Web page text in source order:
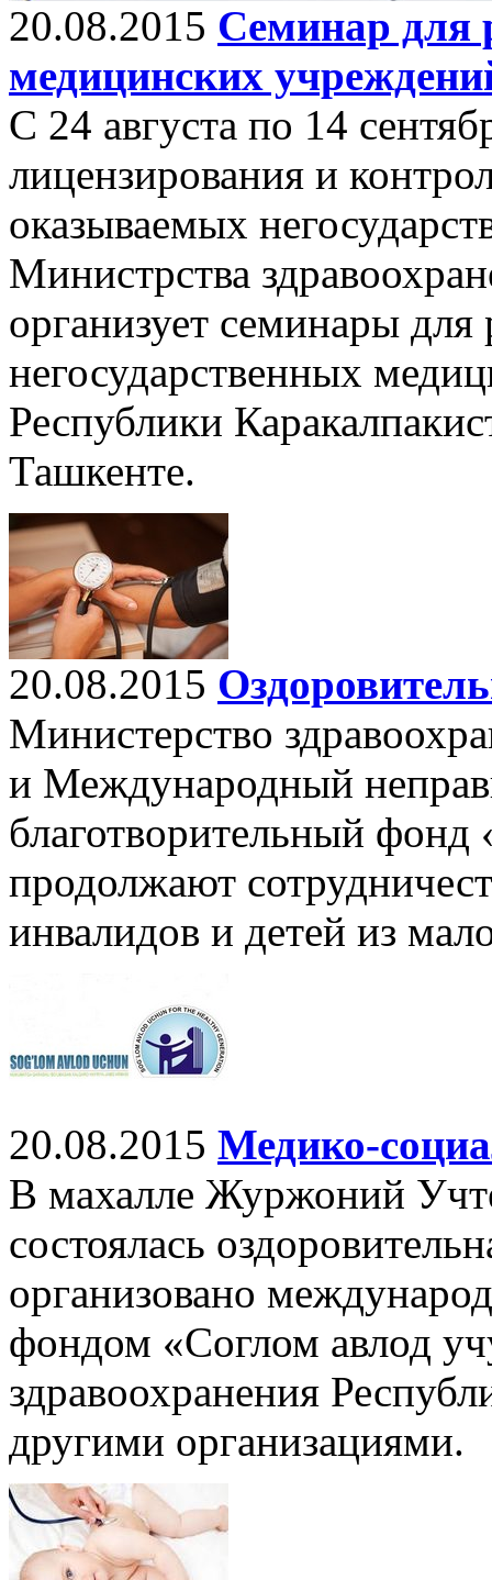
20.08.2015 Семинар для
медицинских
С 24 августа по 14
лицензирования и
оказываемых
Министрства
организует семинары для
негосударственных
Республики
Ташкенте.
20.08.2015
Министерство
и Международный
благотворительный фонд
продолжают
инвалидов и детей из
20.08.2015 Медико-
В махалле Журжоний
состоялась
организовано
фондом «Соглом авлод
здравоохранения
другими организациями.